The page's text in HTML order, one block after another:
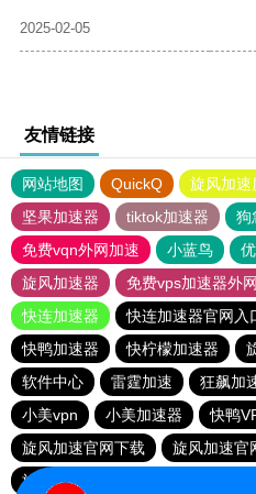
2025-02-05
友情链接
网站地图 QuickQ 旋风加速
坚果加速器
tiktok加速器
狗
免费vqn外网加速
小蓝鸟
旋风加速器
免费vps加速器外
快连加速器
快连加速器官网入
快鸭加速器
快柠檬加速器
软件中心
雷霆加速 狂飙加
小美vpn
小美加速器 快鸭
旋风加速官网下载
旋风加速官
旋风加速官网下载